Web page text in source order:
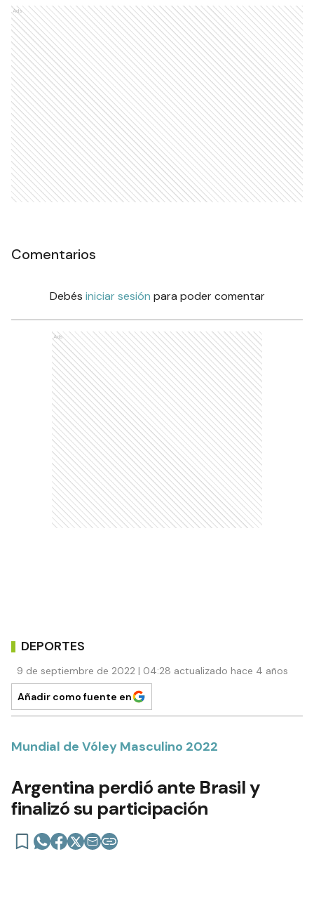
Ads
Comentarios
Debés iniciar sesión para poder comentar
Ads
DEPORTES
9 de septiembre de 2022 | 04:28 actualizado hace 4 años
Añadir como fuente en
Mundial de Vóley Masculino 2022
Argentina perdió ante Brasil y
finalizó su participación